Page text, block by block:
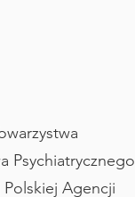
Psychiatrycznego
Agencji